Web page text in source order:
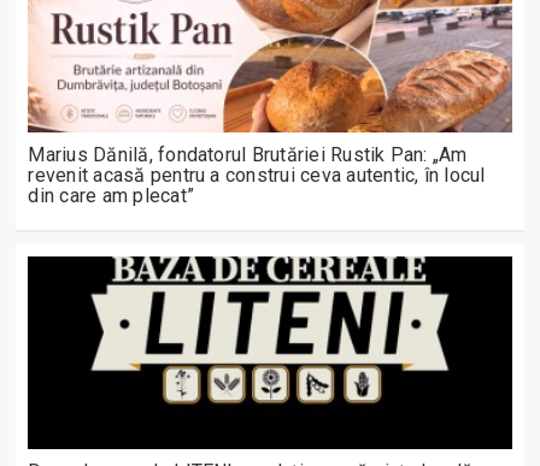
Marius Dănilă, fondatorul Brutăriei Rustik Pan: „Am
revenit acasă pentru a construi ceva autentic, în locul
din care am plecat”